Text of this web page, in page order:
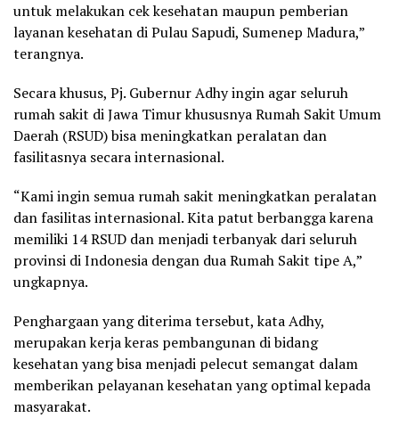
untuk melakukan cek kesehatan maupun pemberian
layanan kesehatan di Pulau Sapudi, Sumenep Madura,”
terangnya.
Secara khusus, Pj. Gubernur Adhy ingin agar seluruh
rumah sakit di Jawa Timur khususnya Rumah Sakit Umum
Daerah (RSUD) bisa meningkatkan peralatan dan
fasilitasnya secara internasional.
“Kami ingin semua rumah sakit meningkatkan peralatan
dan fasilitas internasional. Kita patut berbangga karena
memiliki 14 RSUD dan menjadi terbanyak dari seluruh
provinsi di Indonesia dengan dua Rumah Sakit tipe A,”
ungkapnya.
Penghargaan yang diterima tersebut, kata Adhy,
merupakan kerja keras pembangunan di bidang
kesehatan yang bisa menjadi pelecut semangat dalam
memberikan pelayanan kesehatan yang optimal kepada
masyarakat.